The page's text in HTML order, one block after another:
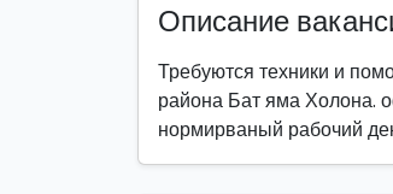
Описание
Требуются техники и
района Бат яма Холона.
нормирваный рабочий